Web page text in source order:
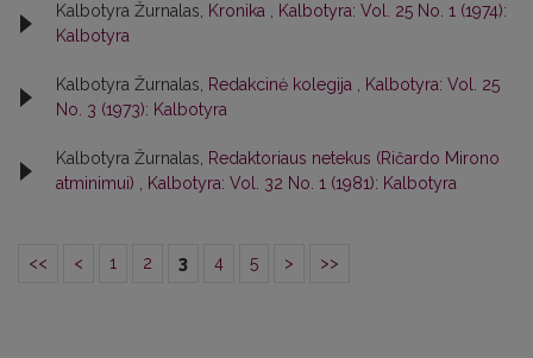
Kalbotyra Žurnalas, Kronika
Kalbotyra: Vol. 25 No. 1 (1974):
Kalbotyra
Kalbotyra Žurnalas, Redakcinė kolegija
Kalbotyra: Vol. 25
No. 3 (1973): Kalbotyra
Kalbotyra Žurnalas,
Redaktoriaus netekus (Ričardo Mirono
atminimui)
Kalbotyra: Vol. 32 No. 1 (1981): Kalbotyra
<< < 1 2 3 4 5 > >>